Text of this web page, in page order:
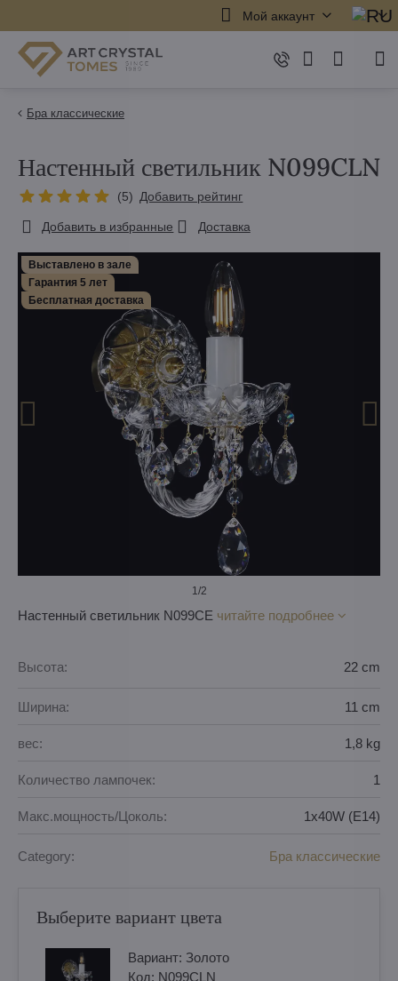
Мой аккаунт
Бра классические
Выставлено в зале
Гарантия 5 лет
Бесплатная доставка
1/2
Настенный светильник N099CLN
(5) Добавить рейтинг
Добавить в избранные Доставка
Настенный светильник N099CE читайте подробнее
Высота: 22 cm
Ширина: 11 cm
вес: 1,8 kg
Количество лампочек: 1
Макс.мощность/Цоколь: 1x40W (E14)
Category: Бра классические
Выберите вариант цвета
Вариант: Золотo
Код: N099CLN